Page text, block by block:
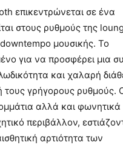
επικεντρώνεται σε ένα
στους ρυθμούς της
μουσικής. Το
για να προσφέρει μια
και χαλαρή
τους γρήγορους ρυθμούς.
αλλά και
περιβάλλον,
αρτιότητα των